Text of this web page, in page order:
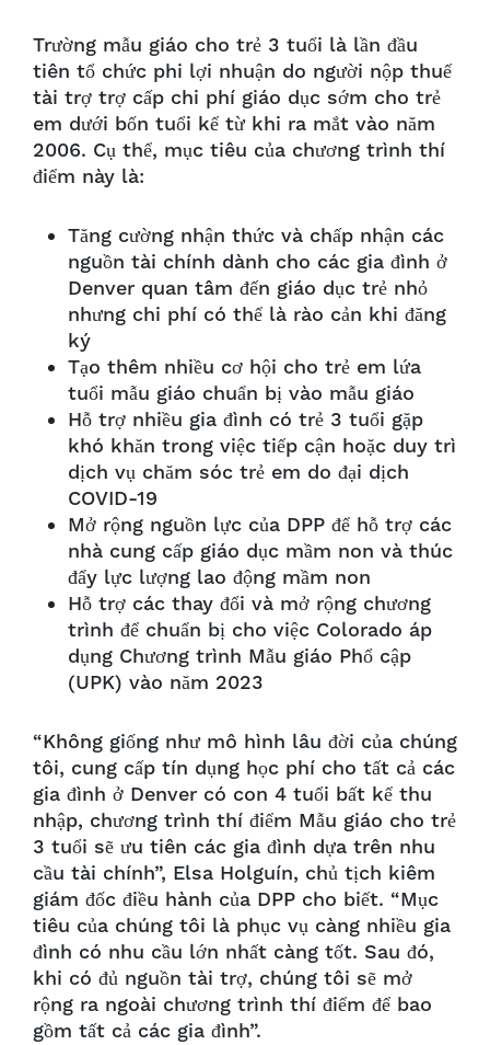
Trường mẫu giáo cho trẻ 3 tuổi là lần đầu
tiên tổ chức phi lợi nhuận do người nộp thuế
tài trợ trợ cấp chi phí giáo dục sớm cho trẻ
em dưới bốn tuổi kể từ khi ra mắt vào năm
2006. Cụ thể, mục tiêu của chương trình thí
điểm này là:
Tăng cường nhận thức và chấp nhận các
nguồn tài chính dành cho các gia đình ở
Denver quan tâm đến giáo dục trẻ nhỏ
nhưng chi phí có thể là rào cản khi đăng
ký
Tạo thêm nhiều cơ hội cho trẻ em lứa
tuổi mẫu giáo chuẩn bị vào mẫu giáo
Hỗ trợ nhiều gia đình có trẻ 3 tuổi gặp
khó khăn trong việc tiếp cận hoặc duy trì
dịch vụ chăm sóc trẻ em do đại dịch
COVID-19
Mở rộng nguồn lực của DPP để hỗ trợ các
nhà cung cấp giáo dục mầm non và thúc
đẩy lực lượng lao động mầm non
Hỗ trợ các thay đổi và mở rộng chương
trình để chuẩn bị cho việc Colorado áp
dụng Chương trình Mẫu giáo Phổ cập
(UPK) vào năm 2023
“Không giống như mô hình lâu đời của chúng
tôi, cung cấp tín dụng học phí cho tất cả các
gia đình ở Denver có con 4 tuổi bất kể thu
nhập, chương trình thí điểm Mẫu giáo cho trẻ
3 tuổi sẽ ưu tiên các gia đình dựa trên nhu
cầu tài chính”, Elsa Holguín, chủ tịch kiêm
giám đốc điều hành của DPP cho biết. “Mục
tiêu của chúng tôi là phục vụ càng nhiều gia
đình có nhu cầu lớn nhất càng tốt. Sau đó,
khi có đủ nguồn tài trợ, chúng tôi sẽ mở
rộng ra ngoài chương trình thí điểm để bao
gồm tất cả các gia đình”.